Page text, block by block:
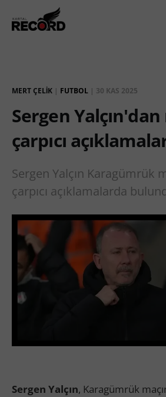
MERT ÇELIK | FUTBOL | 30 KAS 2025
Sergen
çarpıcı
Sergen Yalçın Karagümrük
çarpıcı açıklamalarda
Sergen Yalçın, Karagümrük